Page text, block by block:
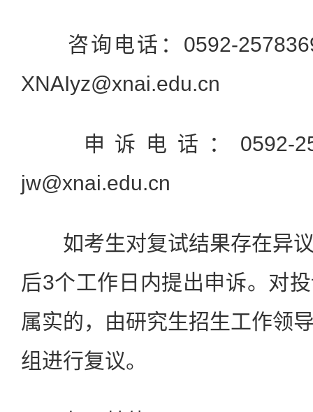
咨询电话：0592-
XNAIyz@xnai.edu.cn
申诉电话：0592-
jw@xnai.edu.cn
如考生对复试结果存在异议
后3个工作日内提出申诉。对
属实的，由研究生招生工作领
组进行复议。